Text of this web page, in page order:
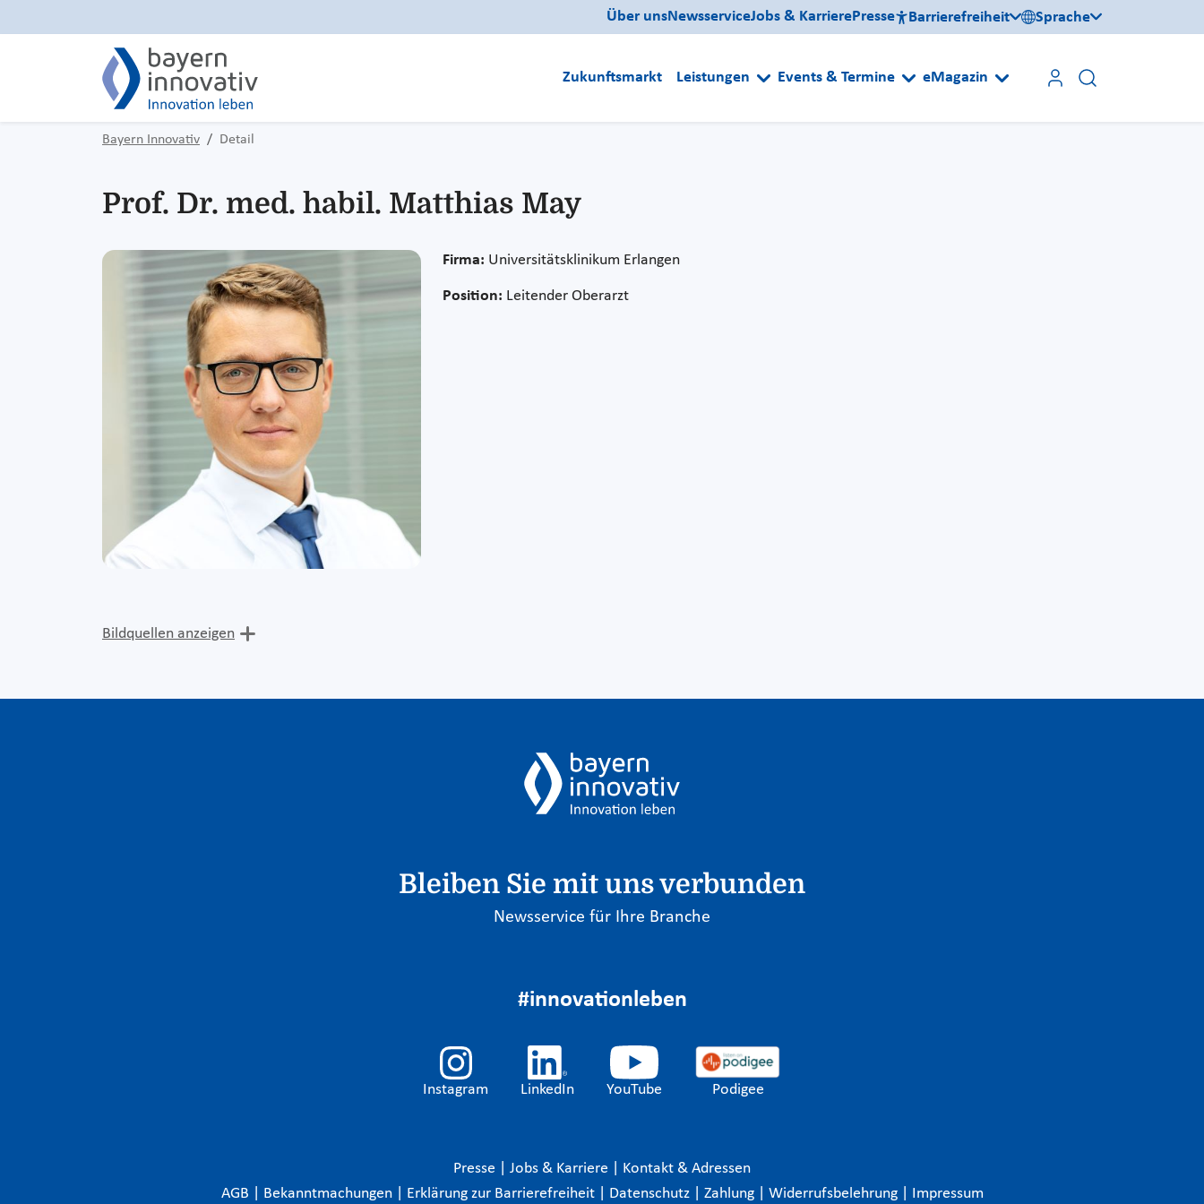
Über unsNewsserviceJobs & KarrierePresse Barrierefreiheit Sprache
Zukunftsmarkt Leistungen Events & Termine eMagazin
Bayern Innovativ Detail
Prof. Dr. med. habil. Matthias May
Firma: Universitätsklinikum Erlangen
Position: Leitender Oberarzt
Bildquellen anzeigen
Bleiben Sie mit uns verbunden
Newsservice für Ihre Branche
#innovationleben
Instagram LinkedIn YouTube Podigee
Presse Jobs & Karriere
Kontakt & Adressen
AGB
Bekanntmachungen Erklärung zur Barrierefreiheit Datenschutz Zahlung Widerrufsbelehrung Impressum